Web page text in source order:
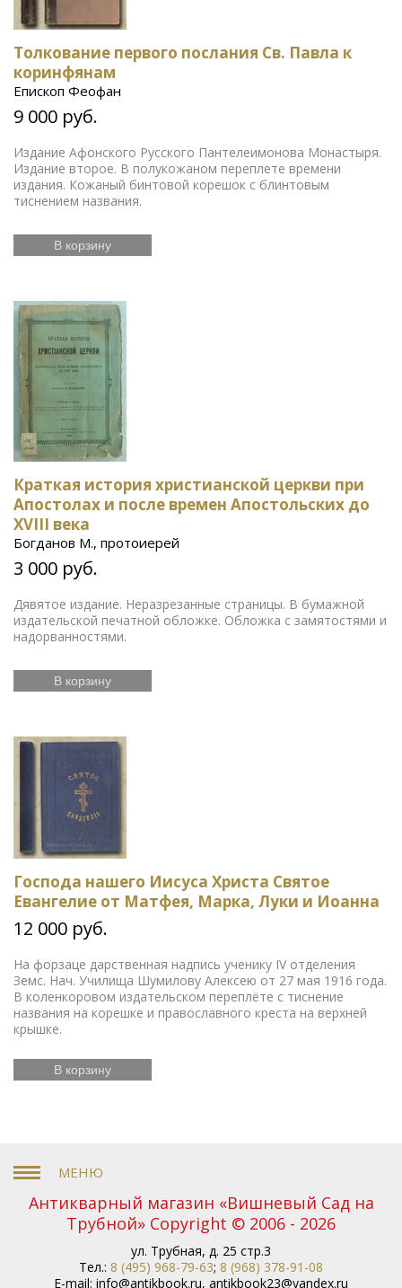
Толкование первого послания Св. Павла к
коринфянам
Епископ Феофан
9 000 руб.
Издание Афонского Русского Пантелеимонова Монастыря.
Издание второе. В полукожаном переплете времени
издания. Кожаный бинтовой корешок с блинтовым
тиснением названия.
В корзину
Краткая история христианской церкви при
Апостолах и после времен Апостольских до
XVIII века
Богданов М., протоиерей
3 000 руб.
Дявятое издание. Неразрезанные страницы. В бумажной
издательской печатной обложке. Обложка с замятостями и
надорванностями.
В корзину
Господа нашего Иисуса Христа Святое
Евангелие от Матфея, Марка, Луки и Иоанна
12 000 руб.
На форзаце дарственная надпись ученику IV отделения
Земс. Нач. Училища Шумилову Алексею от 27 мая 1916 года.
В коленкоровом издательском переплёте с тиснение
названия на корешке и православного креста на верхней
крышке.
В корзину
Антикварный магазин «Вишневый Сад на
Трубной» Copyright © 2006 - 2026
ул. Трубная, д. 25 стр.3
Тел.: 8 (495) 968-79-63; 8 (968) 378-91-08
E-mail: info@antikbook.ru, antikbook23@yandex.ru